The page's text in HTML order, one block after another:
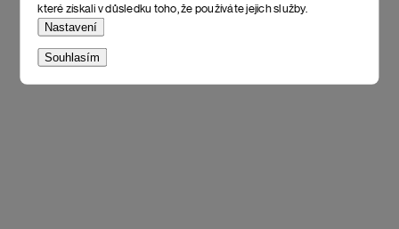
které získali v důsledku toho, že používáte jejich služby.
Nastavení
Souhlasím